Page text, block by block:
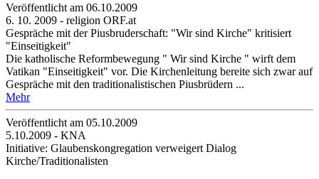
Veröffentlicht am 06­.10.2009
6. 10. 2009 - religion ORF.at
Gespräche mit der Piusbruderschaft: "Wir sind Kirche" kritisiert
"Einseitigkeit"
Die katholische Reformbewegung " Wir sind Kirche " wirft dem
Vatikan "Einseitigkeit" vor. Die Kirchenleitung bereite sich zwar auf
Gespräche mit den traditionalistischen Piusbrüdern ...
Mehr
Veröffentlicht am 05­.10.2009
5.10.2009 - KNA
Initiative: Glaubenskongregation verweigert Dialog
Kirche/Traditionalisten